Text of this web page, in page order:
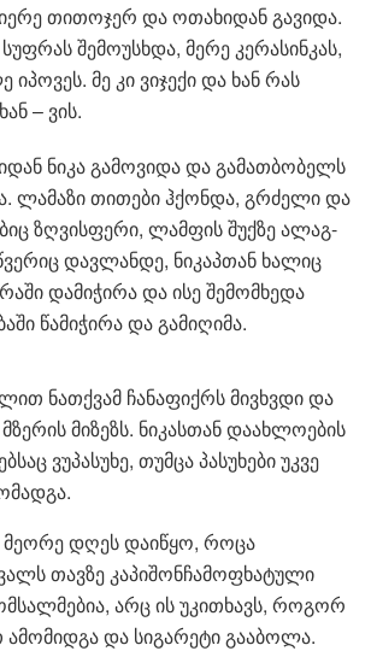
თითოჯერ და ოთახიდან გავიდა.
შემოუსხდა, მერე კერასინკას,
მე კი ვიჯექი და ხან რას
– ვის.
ნიკა გამოვიდა და გამათბობელს
ლამაზი თითები ჰქონდა, გრძელი და
ზღვისფერი, ლამფის შუქზე ალაგ-
დავლანდე, ნიკაპთან ხალიც
დამიჭირა და ისე შემომხედა
წამიჭირა და გამიღიმა.
ნათქვამ ჩანაფიქრს მივხვდი და
მიზეზს. ნიკასთან დაახლოების
ვუპასუხე, თუმცა პასუხები უკვე
მეორე დღეს დაიწყო, როცა
თავზე კაპიშონჩამოფხატული
არც ის უკითხავს, როგორ
ამომიდგა და სიგარეტი გააბოლა.